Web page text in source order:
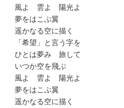
風よ 雲よ 陽光よ
夢をはこぶ翼
遥かなる空に描く
「希望」と言う字を
ひとは夢み 旅して
いつか空を飛ぶ
風よ 雲よ 陽光よ
夢をはこぶ翼
遥かなる空に描く